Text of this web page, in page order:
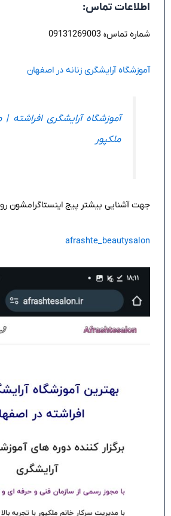
اطلاعات تماس:
شماره تماس» 09131269003
آموزشگاه آرایشگری زنانه در اصفهان
آموزشگاه آرایشگری افراشته
ملکپور
جهت آشنایی بیشتر پیج اینستاگرامشون رو
afrashte_beautysalon